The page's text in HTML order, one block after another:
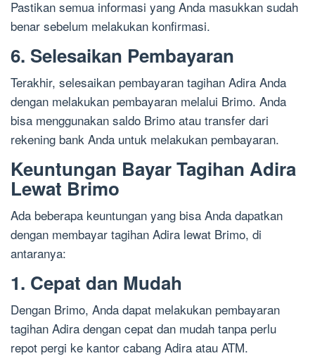
Pastikan semua informasi yang Anda masukkan sudah
benar sebelum melakukan konfirmasi.
6. Selesaikan Pembayaran
Terakhir, selesaikan pembayaran tagihan Adira Anda
dengan melakukan pembayaran melalui Brimo. Anda
bisa menggunakan saldo Brimo atau transfer dari
rekening bank Anda untuk melakukan pembayaran.
Keuntungan Bayar Tagihan Adira
Lewat Brimo
Ada beberapa keuntungan yang bisa Anda dapatkan
dengan membayar tagihan Adira lewat Brimo, di
antaranya:
1. Cepat dan Mudah
Dengan Brimo, Anda dapat melakukan pembayaran
tagihan Adira dengan cepat dan mudah tanpa perlu
repot pergi ke kantor cabang Adira atau ATM.